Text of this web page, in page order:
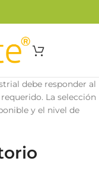
debe responder al
La selección
y el nivel de